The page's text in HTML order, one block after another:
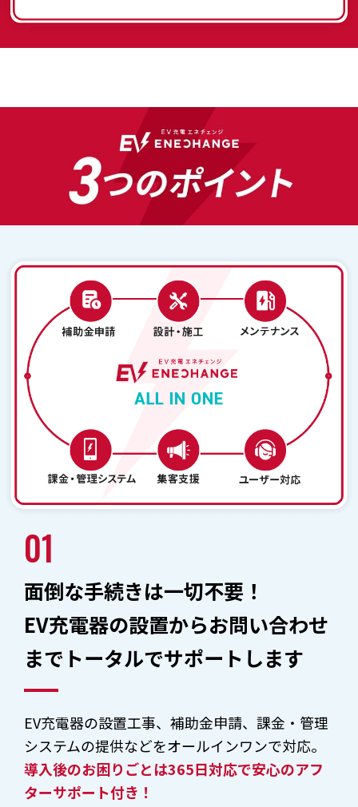
01
面倒な手続きは一切不要！
EV充電器の設置からお問い合わせ
までトータルでサポートします
EV充電器の設置工事、補助金申請、課金・管理
システムの提供などをオールインワンで対応。
導入後のお困りごとは365日対応で安心のアフ
ターサポート付き！